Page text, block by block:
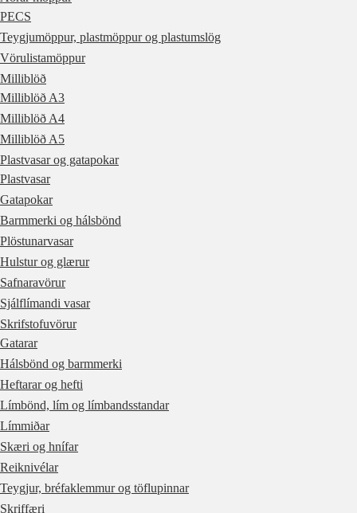
PECS
Teygjumöppur, plastmöppur og plastumslög
Vörulistamöppur
Milliblöð
Milliblöð A3
Milliblöð A4
Milliblöð A5
Plastvasar og gatapokar
Plastvasar
Gatapokar
Barmmerki og hálsbönd
Plöstunarvasar
Hulstur og glærur
Safnaravörur
Sjálflímandi vasar
Skrifstofuvörur
Gatarar
Hálsbönd og barmmerki
Heftarar og hefti
Límbönd, lím og límbandsstandar
Límmiðar
Skæri og hnífar
Reiknivélar
Teygjur, bréfaklemmur og töflupinnar
Skriffæri